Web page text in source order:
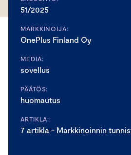
51/2025
MARKKINOIJA:
OnePlus Finland Oy
MEDIA:
sovellus
PÄÄTÖS:
huomautus
ARTIKLA:
7 artikla - Markkinoinnin